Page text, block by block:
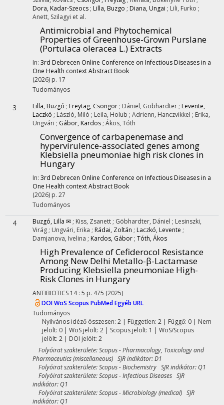
Dora, Kadar-Szeocs ; Lilla, Buzgo ; Diana, Ungai ; Lili, Furko ;
Anett, Szilagyi et al.
Antimicrobial and Phytochemical
Properties of Greenhouse-Grown Purslane
(Portulaca oleracea L.) Extracts
In: 3rd Debrecen Online Conference on Infectious Diseases in a
One Health context Abstract Book
(2026) p. 17
Tudományos
3 Lilla, Buzgó ; Freytag, Csongor ; Dániel, Göbhardter ; Levente,
Laczkó ; László, Miló ; Leila, Holub ; Adrienn, Hanczvikkel ; Erika,
Ungvári ; Gábor, Kardos ; Ákos, Tóth
Convergence of carbapenemase and
hypervirulence-associated genes among
Klebsiella pneumoniae high risk clones in
Hungary
In: 3rd Debrecen Online Conference on Infectious Diseases in a
One Health context Abstract Book
(2026) p. 27
Tudományos
4 Buzgó, Lilla ✉ ; Kiss, Zsanett ; Göbhardter, Dániel ; Lesinszki,
Virág ; Ungvári, Erika ; Rádai, Zoltán ; Laczkó, Levente ;
Damjanova, Ivelina ; Kardos, Gábor ; Tóth, Ákos
High Prevalence of Cefiderocol Resistance
Among New Delhi Metallo-β-Lactamase
Producing Klebsiella pneumoniae High-
Risk Clones in Hungary
ANTIBIOTICS 14: 5 p. 475 (2025)
DOIWoS Scopus PubMedEgyéb URL
Tudományos
Nyilvános idéző összesen: 2| Független: 2 | Függő: 0 | Nem
jelölt: 0 | WoS jelölt: 2 | Scopus jelölt: 1 | WoS/Scopus
jelölt: 2 | DOI jelölt: 2
Folyóirat szakterülete: Scopus - Pharmacology, Toxicology and
Pharmaceutics (miscellaneous) SJR indikátor: D1
Folyóirat szakterülete: Scopus - Biochemistry SJR indikátor: Q1
Folyóirat szakterülete: Scopus - Infectious Diseases SJR
indikátor: Q1
Folyóirat szakterülete: Scopus - Microbiology (medical) SJR
indikátor: Q1